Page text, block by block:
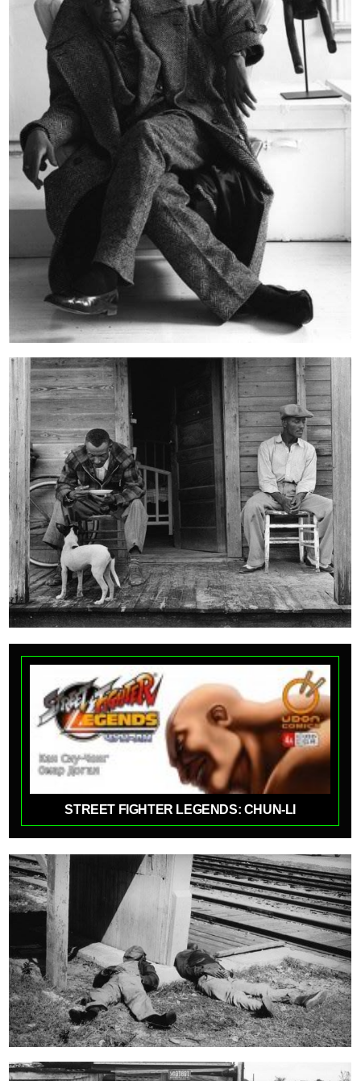
STREET FIGHTER LEGENDS: CHUN-LI